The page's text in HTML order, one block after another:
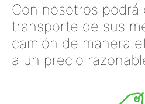
Con nosotros podrá
transporte de sus
camión de manera
a un precio